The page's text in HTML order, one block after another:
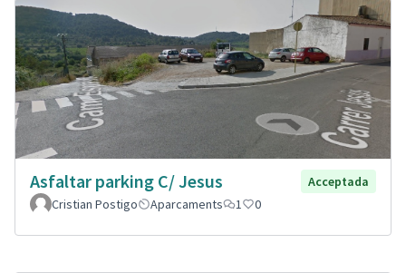
Asfaltar parking C/ Jesus
Acceptada
Cristian Postigo
Aparcaments 1 0